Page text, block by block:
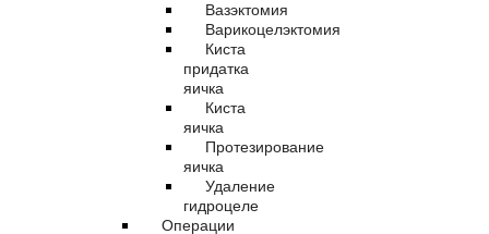
Вазэктомия
Варикоцелэктомия
Киста
придатка
яичка
Киста
яичка
Протезирование
яичка
Удаление
гидроцеле
Операции